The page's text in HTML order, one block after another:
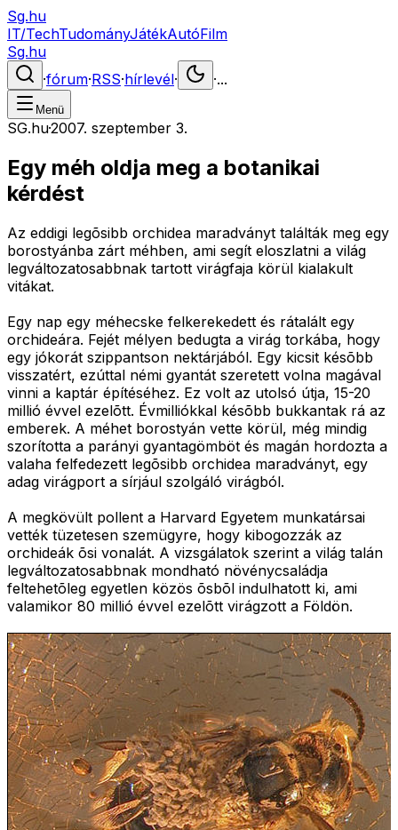
Sg.hu
IT/TechTudományJátékAutóFilm
Sg.hu
·fórum·RSS·hírlevél· ·...
Menü
SG.hu·2007. szeptember 3.
Egy méh oldja meg a botanikai
kérdést
Az eddigi legõsibb orchidea maradványt találták meg egy
borostyánba zárt méhben, ami segít eloszlatni a világ
legváltozatosabbnak tartott virágfaja körül kialakult
vitákat.
Egy nap egy méhecske felkerekedett és rátalált egy
orchideára. Fejét mélyen bedugta a virág torkába, hogy
egy jókorát szippantson nektárjából. Egy kicsit késõbb
visszatért, ezúttal némi gyantát szeretett volna magával
vinni a kaptár építéséhez. Ez volt az utolsó útja, 15-20
millió évvel ezelõtt. Évmilliókkal késõbb bukkantak rá az
emberek. A méhet borostyán vette körül, még mindig
szorította a parányi gyantagömböt és magán hordozta a
valaha felfedezett legõsibb orchidea maradványt, egy
adag virágport a sírjául szolgáló virágból.
A megkövült pollent a Harvard Egyetem munkatársai
vették tüzetesen szemügyre, hogy kibogozzák az
orchideák õsi vonalát. A vizsgálatok szerint a világ talán
legváltozatosabbnak mondható növénycsaládja
feltehetõleg egyetlen közös õsbõl indulhatott ki, ami
valamikor 80 millió évvel ezelõtt virágzott a Földön.